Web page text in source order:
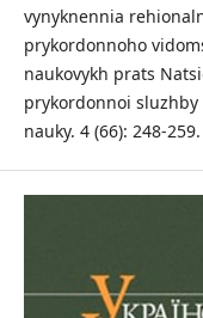
vynyknennia
prykordonnoho
naukovykh prats
prykordonnoi
nauky. 4 (66): 248-